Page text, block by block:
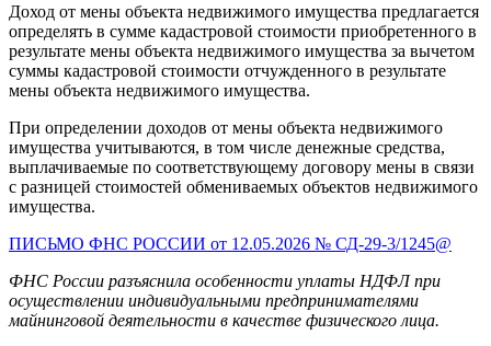
Доход от мены объекта недвижимого имущества предлагается
определять в сумме кадастровой стоимости приобретенного в
результате мены объекта недвижимого имущества за вычетом
суммы кадастровой стоимости отчужденного в результате
мены объекта недвижимого имущества.
При определении доходов от мены объекта недвижимого
имущества учитываются, в том числе денежные средства,
выплачиваемые по соответствующему договору мены в связи
с разницей стоимостей обмениваемых объектов недвижимого
имущества.
ПИСЬМО ФНС РОССИИ от 12.05.2026 № СД-29-3/1245@
ФНС России разъяснила особенности уплаты НДФЛ при
осуществлении индивидуальными предпринимателями
майнинговой деятельности в качестве физического лица.